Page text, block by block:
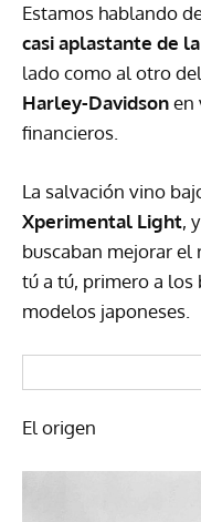
Estamos hablando
casi aplastante de
lado como al otro
Harley-Davidsonen
financieros.
La salvación vino
Xperimental Light,
buscaban mejorar
tú a tú, primero a
modelos japoneses.
El origen